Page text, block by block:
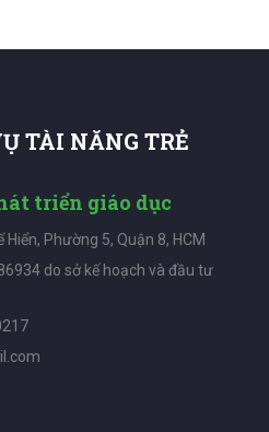
TÀI NĂNG TRẺ
triển giáo dục
Phường 5, Quận 8, HCM
do sở kế hoạch và đầu tư